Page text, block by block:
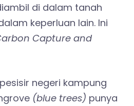
di dalam tanah
keperluan lain. Ini
Capture and
negeri kampung
(blue trees) punya